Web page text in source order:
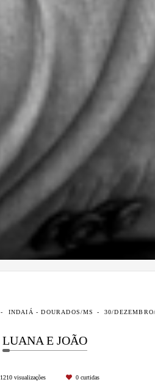
INDAIÁ - DOURADOS/MS 30/
LUANA E JOÃO
1210 visualizações 0 curtidas